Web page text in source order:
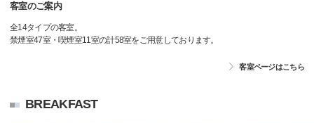
客室のご案内
全14タイプの客室。
禁煙室47室・喫煙室11室の計58室をご用意しております。
客室ページはこちら
BREAKFAST